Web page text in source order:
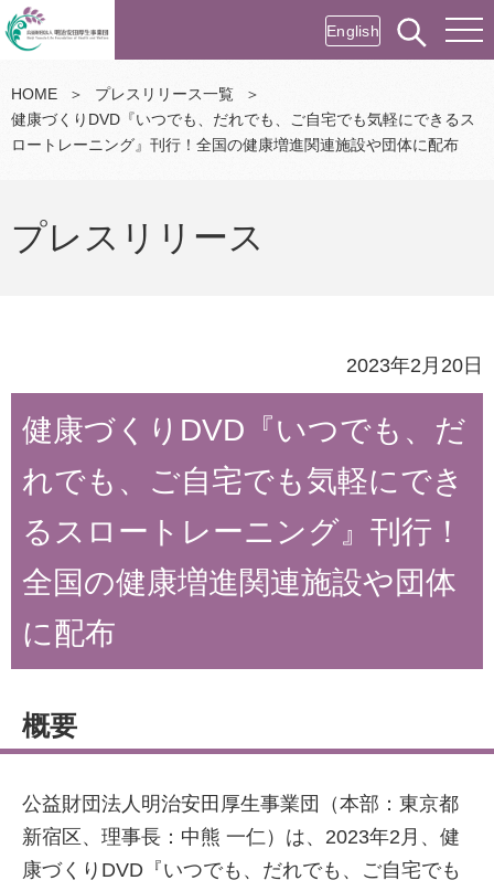
English
HOME ＞ プレスリリース一覧
＞
健康づくりDVD『いつでも、だれでも、ご自宅でも気軽にできるス
ロートレーニング』刊行！全国の健康増進関連施設や団体に配布
プレスリリース
2023年2月20日
健康づくりDVD『いつでも、だ
れでも、ご自宅でも気軽にでき
るスロートレーニング』刊行！
全国の健康増進関連施設や団体
に配布
概要
公益財団法人明治安田厚生事業団（本部：東京都
新宿区、理事長：中熊 一仁）は、2023年2月、健
康づくりDVD『いつでも、だれでも、ご自宅でも